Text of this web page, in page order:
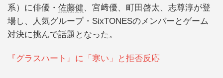
系）に俳優・ 佐藤健、宮﨑優、町田啓太、志尊淳が登
場し、人気グループ・SixTONESのメンバーとゲーム
対決に挑んで話題となった。
『グラスハート』に「寒い」と拒否反応